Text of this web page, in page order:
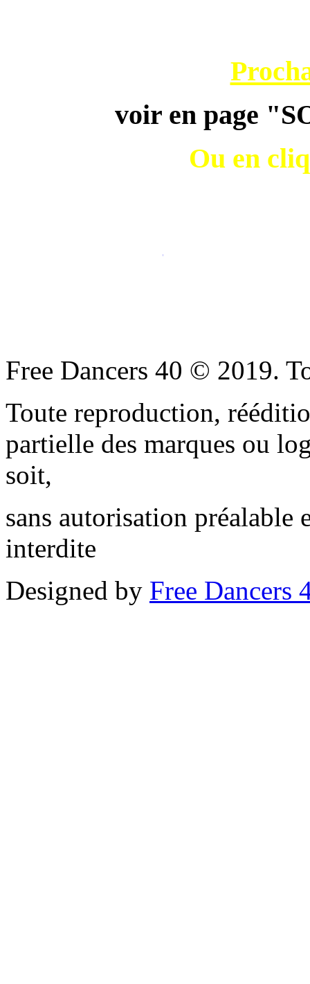
voir en page
Ou en
Free Dancers 40 © 2019.
Toute reproduction,
partielle des marques ou
soit,
sans autorisation préalable
interdite
Designed by Free Dancers